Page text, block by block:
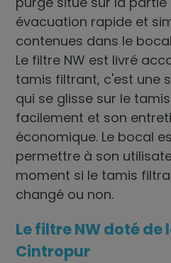
évacuation rapide et
contenues dans le
Le filtre NW est livré
tamis filtrant, c'est une
qui se glisse sur le
facilement et son
économique. Le bocal
permettre à son
moment si le tamis
changé ou non.
Le filtre NW doté
Cintropur